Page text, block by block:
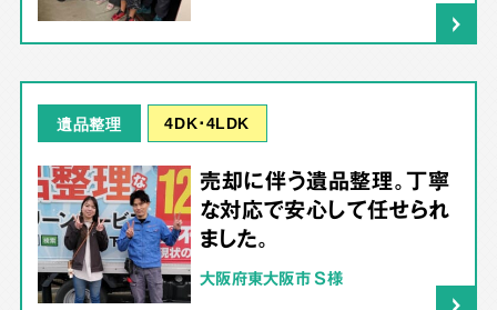
遺品整理 4DK･4LDK
売却に伴う遺品整理。丁寧
な対応で安心して任せられ
ました。
大阪府東大阪市 S様